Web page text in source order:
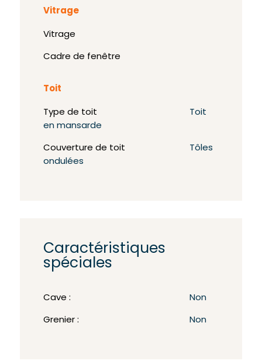
Vitrage
Vitrage
Cadre de fenêtre
Toit
Type de toit
Toit
en mansarde
Couverture de toit
Tôles
ondulées
Caractéristiques
spéciales
Cave : Non
Grenier : Non